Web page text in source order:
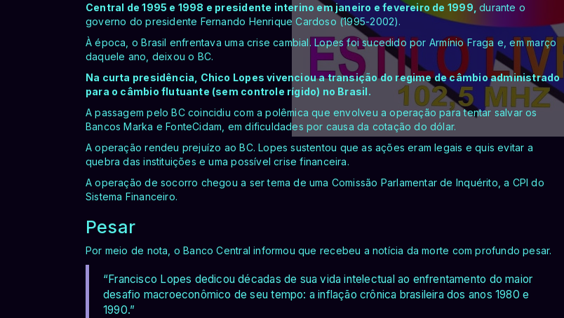
Central de 1995 e 1998 e presidente interino em janeiro e fevereiro de 1999,durante o
governo do presidente Fernando Henrique Cardoso (1995-2002).
À época, o Brasil enfrentava uma crise cambial. Lopes foi sucedido por Armínio Fraga e, em março
daquele ano, deixou o BC.
Na curta presidência, Chico Lopes vivenciou a transição do regime de câmbio administrado
para o câmbio flutuante (sem controle rígido) no Brasil.
A passagem pelo BC coincidiu com a polêmica que envolveu a operação para tentar salvar os
Bancos Marka e FonteCidam, em dificuldades por causa da cotação do dólar.
A operação rendeu prejuízo ao BC. Lopes sustentou que as ações eram legais e quis evitar a
quebra das instituições e uma possível crise financeira.
A operação de socorro chegou a ser tema de uma Comissão Parlamentar de Inquérito, a CPI do
Sistema Financeiro.
Pesar
Por meio de nota, o Banco Central informou que recebeu a notícia da morte com profundo pesar.
“Francisco Lopes dedicou décadas de sua vida intelectual ao enfrentamento do maior
desafio macroeconômico de seu tempo: a inflação crônica brasileira dos anos 1980 e
1990.”